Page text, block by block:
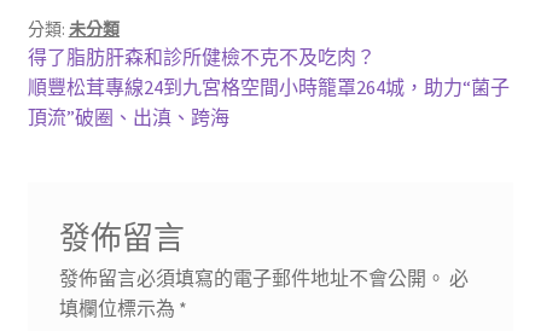
分類: 未分類
文
章
上
一
篇
得了脂肪肝森和診所健檢不克不及吃肉？
下
一
順豐松茸專線24到九宮格空間小時籠罩264城，助力“菌子
頂流”破圈、出滇、跨海
發佈留言
發佈留言必須填寫的電子郵件地址不會公開。 必
填欄位標示為 *